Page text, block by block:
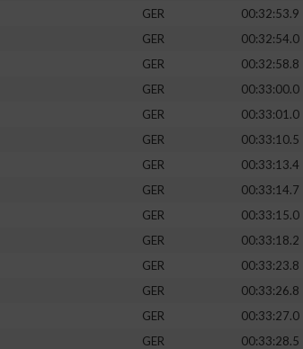
GER 00:32:53.9
GER
00:32:54.0
GER
00:32:58.8
GER
00:33:00.0
GER
00:33:01.0
GER 00:33:10.5
GER
00:33:13.4
GER
00:33:14.7
GER
00:33:15.0
GER
00:33:18.2
GER 00:33:23.8
GER
00:33:26.8
GER
00:33:27.0
GER
00:33:28.5